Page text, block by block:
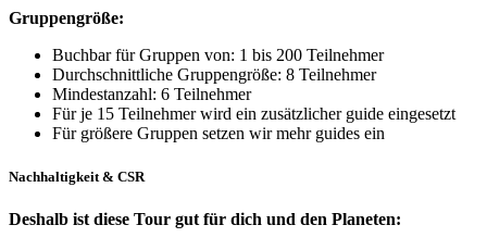
Gruppengröße:
Buchbar für Gruppen von: 1 bis 200 Teilnehmer
Durchschnittliche Gruppengröße: 8 Teilnehmer
Mindestanzahl: 6 Teilnehmer
Für je 15 Teilnehmer wird ein zusätzlicher guide eingesetzt
Für größere Gruppen setzen wir mehr guides ein
Nachhaltigkeit & CSR
Deshalb ist diese Tour gut für dich und den Planeten: